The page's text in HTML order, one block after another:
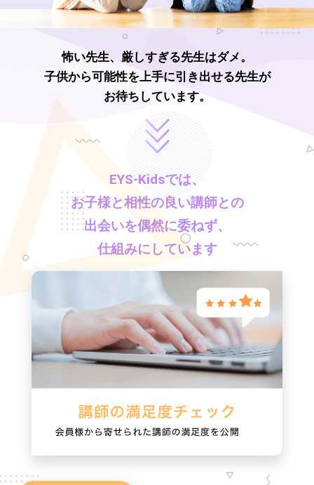
怖い先生、厳しすぎる先生はダメ。
子供から可能性を上手に引き出せる先生が
お待ちしています。
EYS-Kidsでは、
お子様と相性の良い講師との
出会いを偶然に委ねず、
仕組みにしています